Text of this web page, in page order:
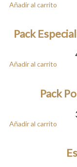
Añadir al carrito
Pack
Añadir al carrito
Pack
Añadir al carrito